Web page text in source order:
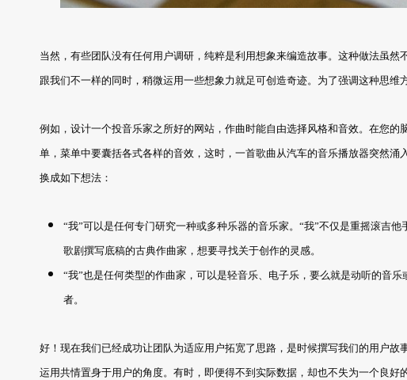
当然，有些团队没有任何用户调研，纯粹是利用想象来编造故事。这种做法虽
跟我们不一样的同时，稍微运用一些想象力就足可创造奇迹。为了强调这种思维
例如，设计一个投音乐家之所好的网站，作曲时能自由选择风格和音效。在您
单，菜单中要囊括各式各样的音效，这时，一首歌曲从汽车的音乐播放器突然涌
换成如下想法：
“我”可以是任何专门研究一种或多种乐器的音乐家。“我”不仅是重摇滚吉
歌剧撰写底稿的古典作曲家，想要寻找关于创作的灵感。
“我”也是任何类型的作曲家，可以是轻音乐、电子乐，要么就是动听的音
者。
好！现在我们已经成功让团队为适应用户拓宽了思路，是时候撰写我们的用户故
运用共情置身于用户的角度。有时，即便得不到实际数据，却也不失为一个良